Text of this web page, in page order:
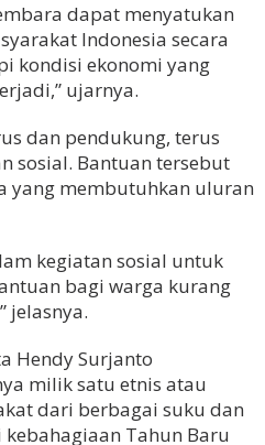
dapat menyatukan
Indonesia secara
kondisi ekonomi yang
ujarnya.
dan pendukung, terus
sosial. Bantuan tersebut
yang membutuhkan uluran
kegiatan sosial untuk
bagi warga kurang
jelasnya.
Hendy Surjanto
milik satu etnis atau
dari berbagai suku dan
Tahun Baru